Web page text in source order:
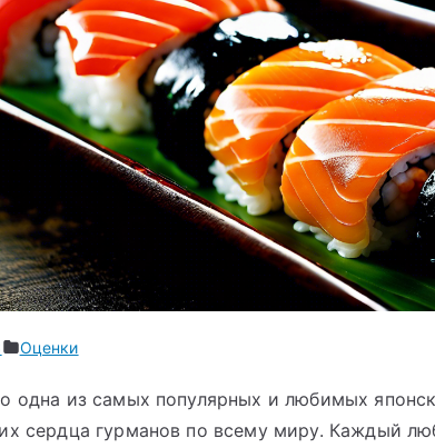
Оценки
одна из самых популярных и любимых
сердца гурманов по всему миру. Каждый